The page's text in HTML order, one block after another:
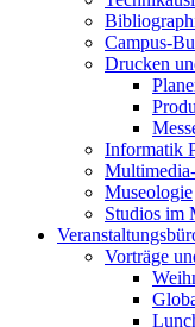
Campus-
Drucken
Informatik
Museologie
Studios im
Vorträge